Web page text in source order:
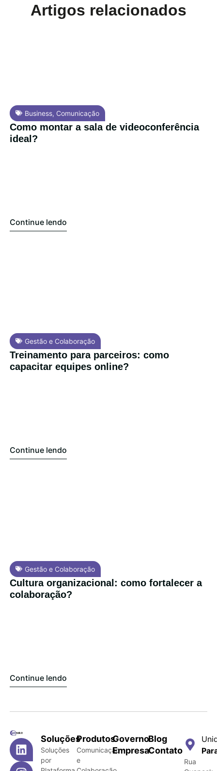
Artigos relacionados
Business, Comunicação
Como montar a sala de videoconferência
ideal?
Continue lendo
Gestão e Colaboração
Treinamento para parceiros: como
capacitar equipes online?
Continue lendo
Gestão e Colaboração
Cultura organizacional: como fortalecer a
colaboração?
Continue lendo
Soluções
Soluções
por
Produtos
Comunicação
e
Governo
Empresa
Blog
Contato
Rua